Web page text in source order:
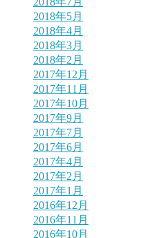
2018年5月
2018年4月
2018年3月
2018年2月
2017年12月
2017年11月
2017年10月
2017年9月
2017年7月
2017年6月
2017年4月
2017年2月
2017年1月
2016年12月
2016年11月
2016年10月